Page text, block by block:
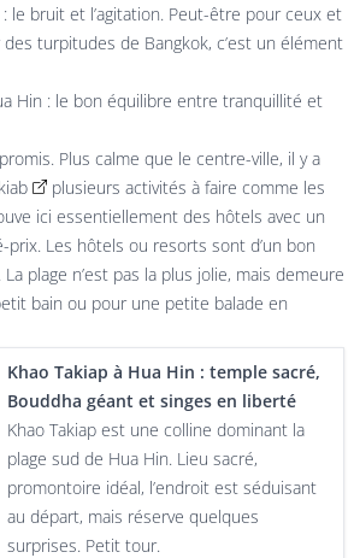
: le bruit et l’agitation. Peut-être pour ceux et
turpitudes de Bangkok, c’est un élément
Hin : le bon équilibre entre tranquillité et
Plus calme que le centre-ville, il y a
plusieurs activités à faire comme les
ici essentiellement des hôtels avec un
Les hôtels ou resorts sont d’un bon
plage n’est pas la plus jolie, mais demeure
bain ou pour une petite balade en
Khao Takiap à Hua Hin : temple sacré,
Bouddha géant et singes en liberté
Khao Takiap est une colline dominant la
plage sud de Hua Hin. Lieu sacré,
promontoire idéal, l’endroit est séduisant
au départ, mais réserve quelques
surprises. Petit tour.